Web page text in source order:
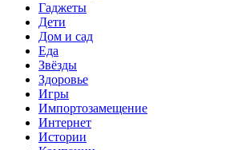
Гаджеты
Дети
Дом и сад
Еда
Звёзды
Здоровье
Игры
Импортозамещение
Интернет
Истории